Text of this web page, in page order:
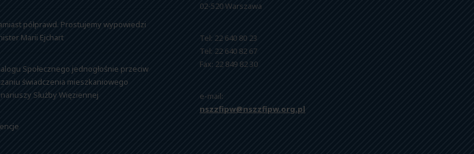
półprawd. Prostujemy wypowiedzi
Marii Ejchart
Społecznego jednogłośnie przeciw
świadczenia mieszkaniowego
Służby Więziennej
02-520 Warszawa
Tel: 22 640 80 23
Tel: 22 640 82 67
Fax: 22 849 82 30
e-mail:
nszzfipw@nszzfipw.org.pl